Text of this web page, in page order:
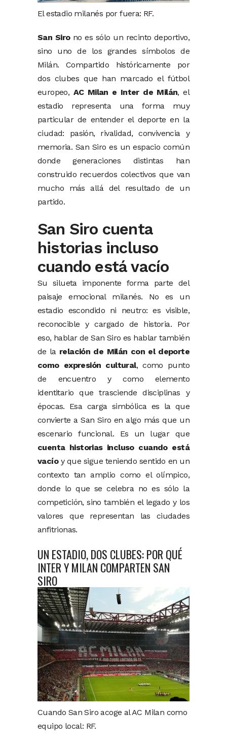
El estadio milanés por fuera: RF.
San Sirono es sólo un recinto deportivo,
sino uno de los grandes símbolos de
Milán. Compartido históricamente por
dos clubes que han marcado el fútbol
europeo, AC Milan e Inter de Milán, el
estadio representa una forma muy
particular de entender el deporte en la
ciudad: pasión, rivalidad, convivencia y
memoria. San Siro es un espacio común
donde generaciones distintas han
construido recuerdos colectivos que van
mucho más allá del resultado de un
partido.
San Siro cuenta
historias incluso
cuando está vacío
Su silueta imponente forma parte del
paisaje emocional milanés. No es un
estadio escondido ni neutro: es visible,
reconocible y cargado de historia. Por
eso, hablar de San Siro es hablar también
de la relación de Milán con el deporte
como expresión cultural, como punto
de encuentro y como elemento
identitario que trasciende disciplinas y
épocas. Esa carga simbólica es la que
convierte a San Siro en algo más que un
escenario funcional. Es un lugar que
cuenta historias incluso cuando está
vacíoy que sigue teniendo sentido en un
contexto tan amplio como el olímpico,
donde lo que se celebra no es sólo la
competición, sino también el legado y los
valores que representan las ciudades
anfitrionas.
UN ESTADIO, DOS CLUBES: POR QUÉ
INTER Y MILAN COMPARTEN SAN
SIRO
Cuando San Siro acoge al AC Milan como
equipo local: RF.